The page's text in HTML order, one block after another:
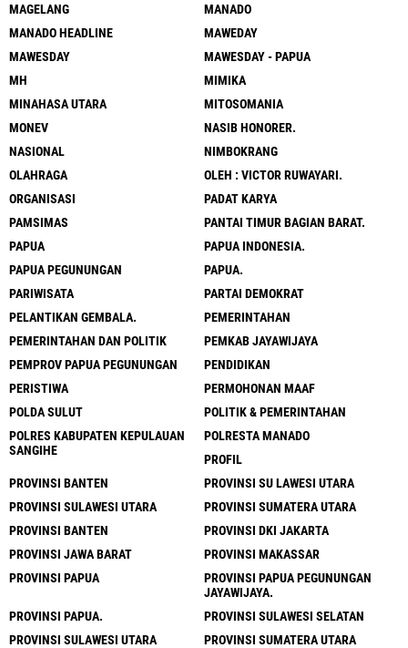
MAGELANG
MANADO
MANADO HEADLINE
MAWEDAY
MAWESDAY
MAWESDAY - PAPUA
MH
MIMIKA
MINAHASA UTARA
MITOSOMANIA
MONEV
NASIB HONORER.
NASIONAL
NIMBOKRANG
OLAHRAGA
OLEH : VICTOR RUWAYARI.
ORGANISASI
PADAT KARYA
PAMSIMAS
PANTAI TIMUR BAGIAN BARAT.
PAPUA
PAPUA INDONESIA.
PAPUA PEGUNUNGAN
PAPUA.
PARIWISATA
PARTAI DEMOKRAT
PELANTIKAN GEMBALA.
PEMERINTAHAN
PEMERINTAHAN DAN POLITIK
PEMKAB JAYAWIJAYA
PEMPROV PAPUA PEGUNUNGAN
PENDIDIKAN
PERISTIWA
PERMOHONAN MAAF
POLDA SULUT
POLITIK & PEMERINTAHAN
POLRES KABUPATEN KEPULAUAN
SANGIHE
POLRESTA MANADO
PROFIL
PROVINSI BANTEN
PROVINSI SU LAWESI UTARA
PROVINSI SULAWESI UTARA
PROVINSI SUMATERA UTARA
PROVINSI BANTEN
PROVINSI DKI JAKARTA
PROVINSI JAWA BARAT
PROVINSI MAKASSAR
PROVINSI PAPUA
PROVINSI PAPUA PEGUNUNGAN
JAYAWIJAYA.
PROVINSI PAPUA.
PROVINSI SULAWESI SELATAN
PROVINSI SULAWESI UTARA
PROVINSI SUMATERA UTARA